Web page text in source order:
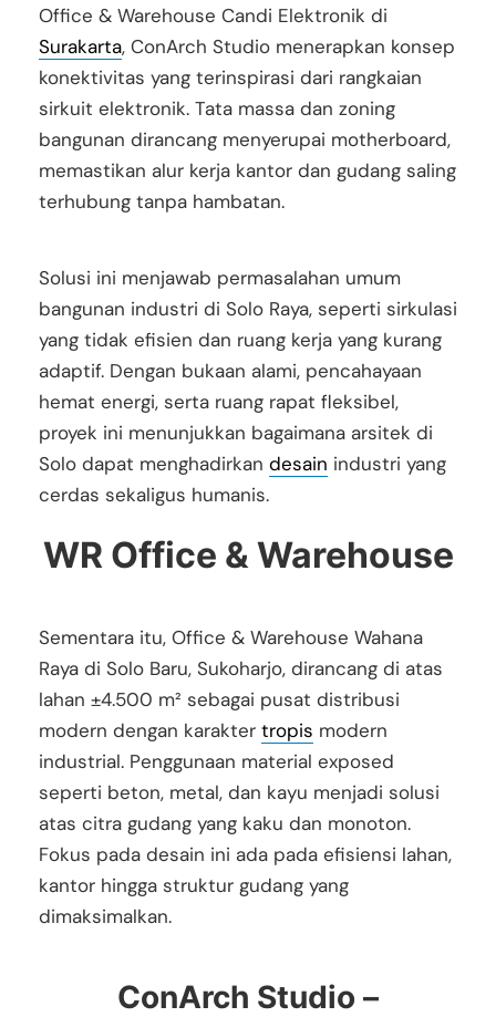
Office & Warehouse Candi Elektronik di
Surakarta, ConArch Studio menerapkan konsep
konektivitas yang terinspirasi dari rangkaian
sirkuit elektronik. Tata massa dan zoning
bangunan dirancang menyerupai motherboard,
memastikan alur kerja kantor dan gudang saling
terhubung tanpa hambatan.
Solusi ini menjawab permasalahan umum
bangunan industri di Solo Raya, seperti sirkulasi
yang tidak efisien dan ruang kerja yang kurang
adaptif. Dengan bukaan alami, pencahayaan
hemat energi, serta ruang rapat fleksibel,
proyek ini menunjukkan bagaimana arsitek di
Solo dapat menghadirkan desain industri yang
cerdas sekaligus humanis.
WR Office & Warehouse
Sementara itu, Office & Warehouse Wahana
Raya di Solo Baru, Sukoharjo, dirancang di atas
lahan ±4.500 m² sebagai pusat distribusi
modern dengan karakter tropis modern
industrial. Penggunaan material exposed
seperti beton, metal, dan kayu menjadi solusi
atas citra gudang yang kaku dan monoton.
Fokus pada desain ini ada pada efisiensi lahan,
kantor hingga struktur gudang yang
dimaksimalkan.
ConArch Studio –